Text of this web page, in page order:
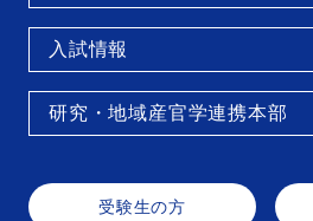
受験生の方
入試情報
研究・地域産官学連携本部